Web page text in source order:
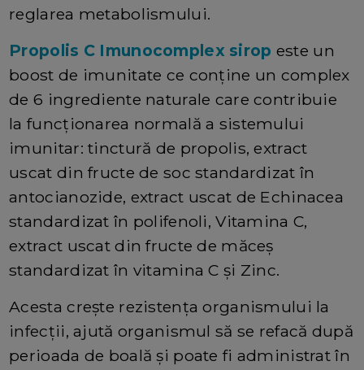
reglarea metabolismului.
Propolis C Imunocomplex sirop este un
boost de imunitate ce conține un complex
de 6 ingrediente naturale care contribuie
la funcționarea normală a sistemului
imunitar: tinctură de propolis, extract
uscat din fructe de soc standardizat în
antocianozide, extract uscat de Echinacea
standardizat în polifenoli, Vitamina C,
extract uscat din fructe de măceș
standardizat în vitamina C și Zinc.
Acesta crește rezistența organismului la
infecții, ajută organismul să se refacă după
perioada de boală și poate fi administrat în